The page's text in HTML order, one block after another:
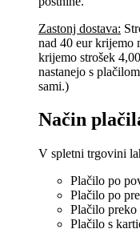
Zastonj dostava:
nad 40 eur krijemo
krijemo strošek
nastanejo s
sami.)
Način
V spletni trgovini
Plačilo po
Plačilo po
Plačilo preko
Plačilo s